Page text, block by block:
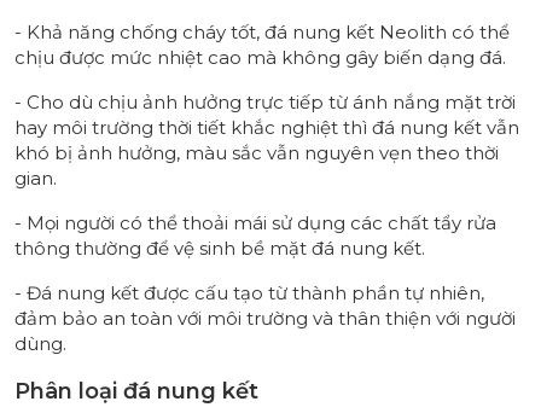
- Khả năng chống cháy tốt, đá nung kết Neolith có thể
chịu được mức nhiệt cao mà không gây biến dạng đá.
- Cho dù chịu ảnh hưởng trực tiếp từ ánh nắng mặt trời
hay môi trường thời tiết khắc nghiệt thì đá nung kết vẫn
khó bị ảnh hưởng, màu sắc vẫn nguyên vẹn theo thời
gian.
- Mọi người có thể thoải mái sử dụng các chất tẩy rửa
thông thường để vệ sinh bề mặt đá nung kết.
- Đá nung kết được cấu tạo từ thành phần tự nhiên,
đảm bảo an toàn với môi trường và thân thiện với người
dùng.
Phân loại đá nung kết